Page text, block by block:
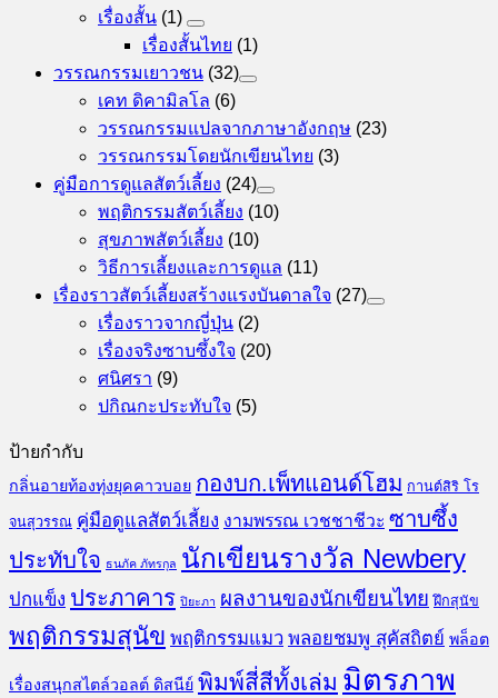
เรื่องสั้น (1)
เรื่องสั้นไทย (1)
วรรณกรรมเยาวชน (32)
เคท ดิคามิลโล (6)
วรรณกรรมแปลจากภาษาอังกฤษ (23)
วรรณกรรมโดยนักเขียนไทย (3)
คู่มือการดูแลสัตว์เลี้ยง (24)
พฤติกรรมสัตว์เลี้ยง (10)
สุขภาพสัตว์เลี้ยง (10)
วิธีการเลี้ยงและการดูแล (11)
เรื่องราวสัตว์เลี้ยงสร้างแรงบันดาลใจ (27)
เรื่องราวจากญี่ปุ่น (2)
เรื่องจริงซาบซึ้งใจ (20)
ศนิศรา (9)
ปกิณกะประทับใจ (5)
ป้ายกำกับ
กลิ่นอายท้องทุ่งยุคคาวบอย กองบก.เพ็ทแอนด์โฮม กานต์สิริ โร
จนสุวรรณ คู่มือดูแลสัตว์เลี้ยง งามพรรณ เวชชาชีวะ ซาบซึ้ง
ประทับใจ ธนภัค ภัทรกุล นักเขียนรางวัล Newbery
ปกแข็ง ประภาคาร ปิยะภา ผลงานของนักเขียนไทย ฝึกสุนัข
พฤติกรรมสุนัข พฤติกรรมแมว พลอยชมพู สุคัสถิตย์ พล็อต
เรื่องสนุกสไตล์วอลต์ ดิสนีย์ พิมพ์สี่สีทั้งเล่ม มิตรภาพ